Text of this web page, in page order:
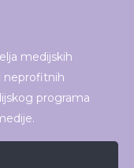
medijskih
neprofitnih
programa